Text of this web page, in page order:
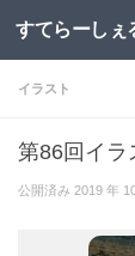
コンテンツへ
イラスト
第86回イラ
公開済み 2019 年